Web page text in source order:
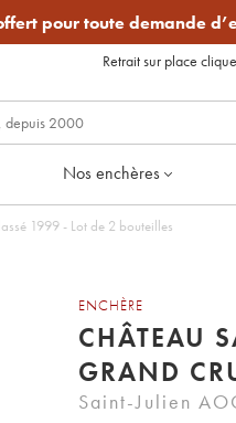
pour toute demande
Retrait sur place
Nos enchères
1999 - Lot de 2 bouteilles
ENCHÈRE
CHÂTEAU
GRAND
Saint-Julien